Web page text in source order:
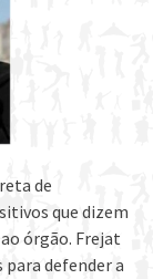
de
que dizem
órgão. Frejat
defender a